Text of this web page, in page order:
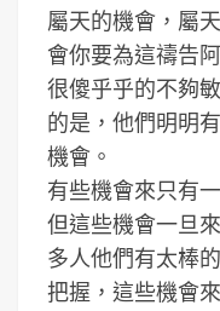
屬天的機會，屬
會你要為這禱告
很傻乎乎的不夠
的是，他們明明
機會。
有些機會來只有
但這些機會一旦
多人他們有太棒
把握，這些機會